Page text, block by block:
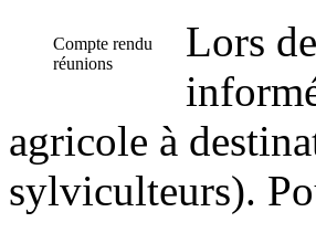
Compte rendu
réunions
Lors
agricole à
sylviculteurs).